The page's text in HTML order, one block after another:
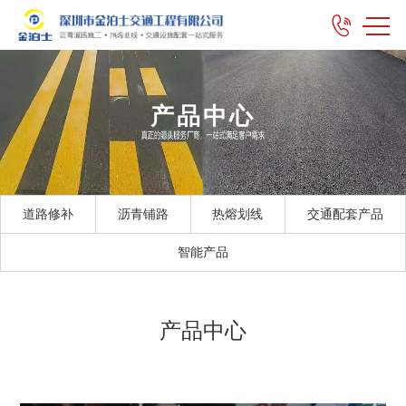
产品中心
道路修补 沥青铺路 热熔划线 交通配套产品
智能产品
产品中心